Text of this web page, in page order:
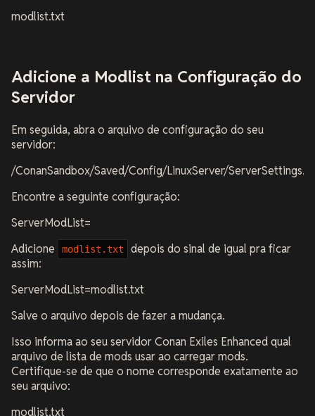
modlist.txt
Adicione a Modlist na Configuração do
Servidor
Em seguida, abra o arquivo de configuração do seu
servidor:
/ConanSandbox/Saved/Config/LinuxServer/
Encontre a seguinte configuração:
ServerModList=
Adicione
modlist.txt
depois do sinal de igual pra ficar
assim:
ServerModList=modlist.txt
Salve o arquivo depois de fazer a mudança.
Isso informa ao seu servidor Conan Exiles Enhanced qual
arquivo de lista de mods usar ao carregar mods.
Certifique-se de que o nome corresponde exatamente ao
seu arquivo:
modlist.txt